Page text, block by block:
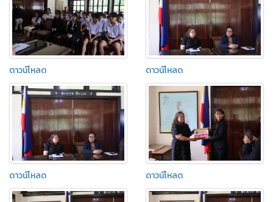
ดาวน์โหลด ดาวน์โหลด
ดาวน์โหลด ดาวน์โหลด